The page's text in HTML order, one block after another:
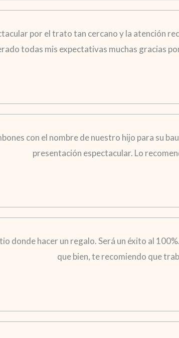
por el trato tan cercano y la atención
todas mis expectativas muchas gracias
con el nombre de nuestro hijo para su
presentación espectacular. Lo
donde hacer un regalo. Será un éxito al
que bien, te recomiendo que